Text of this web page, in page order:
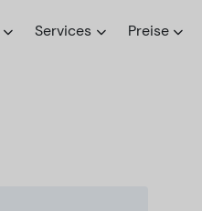
Services Preise